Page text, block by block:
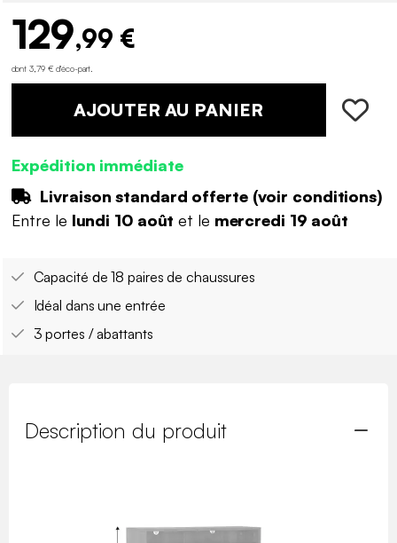
129,99 €
dont 3,79 € d'éco-part
AJOUTER AU PANIER
Expédition immédiate
Livraison standard offerte (voir conditions)
Entre le lundi 10 août et le mercredi 19 août
Capacité de 18 paires de chaussures
Idéal dans une entrée
3 portes / abattants
Description du produit